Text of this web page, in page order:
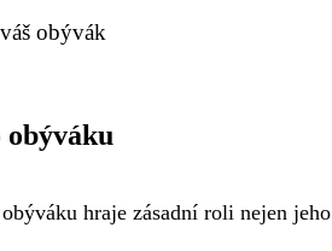
obývák
obýváku
hraje zásadní roli nejen jeho